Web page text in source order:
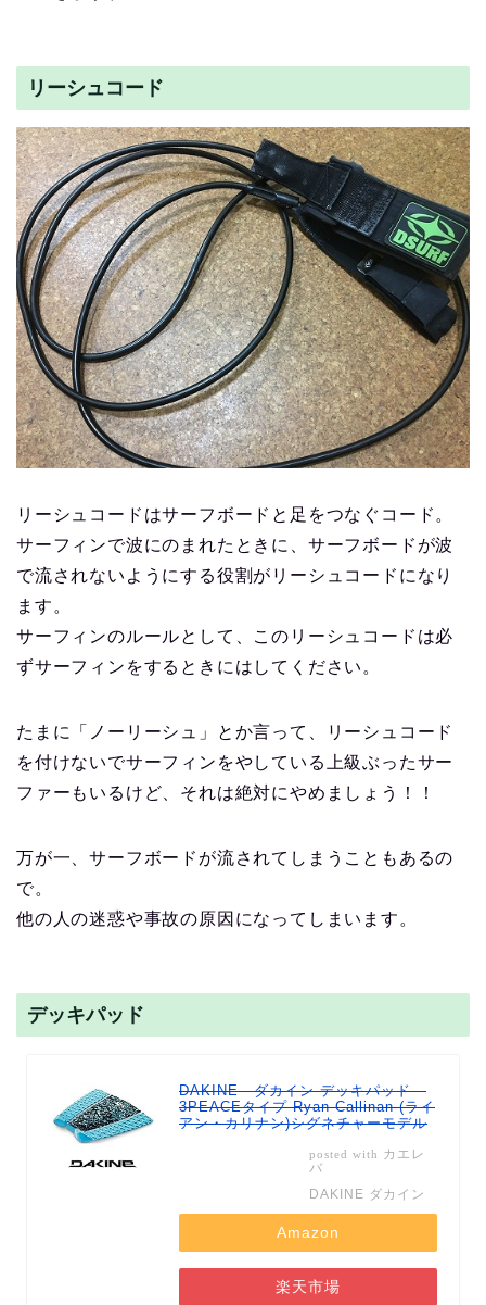
リーシュコード
リーシュコードはサーフボードと足をつなぐコード。
サーフィンで波にのまれたときに、サーフボードが波
で流されないようにする役割がリーシュコードになり
ます。
サーフィンのルールとして、このリーシュコードは必
ずサーフィンをするときにはしてください。
たまに「ノーリーシュ」とか言って、リーシュコード
を付けないでサーフィンをやしている上級ぶったサー
ファーもいるけど、それは絶対にやめましょう！！
万が一、サーフボードが流されてしまうこともあるの
で。
他の人の迷惑や事故の原因になってしまいます。
デッキパッド
DAKINE ダカイン デッキパッド
3PEACEタイプ Ryan Callinan (ライ
アン・カリナン)シグネチャーモデル
posted with カエレ
バ
DAKINE ダカイン
Amazon
楽天市場